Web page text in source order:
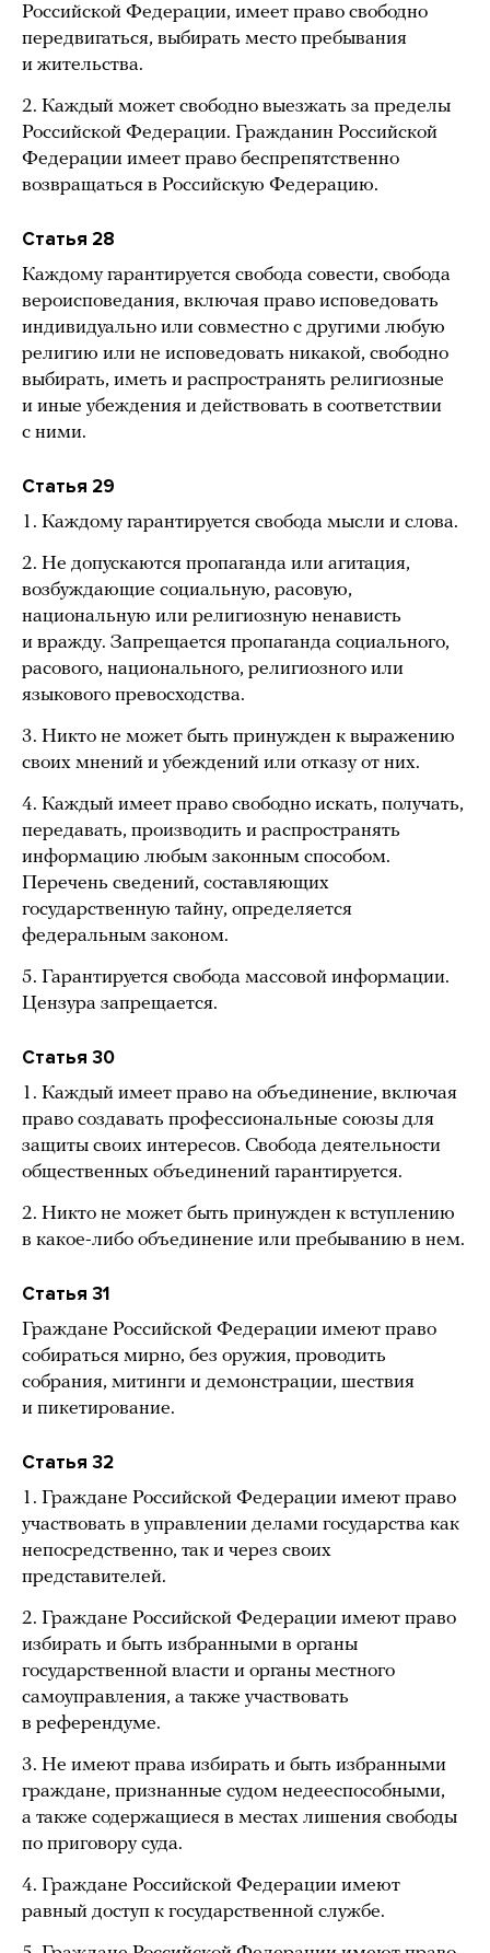
Российской Федерации, имеет право свободно
передвигаться, выбирать место пребывания
и жительства.
2. Каждый может свободно выезжать за пределы
Российской Федерации. Гражданин Российской
Федерации имеет право беспрепятственно
возвращаться в Российскую Федерацию.
Статья 28
Каждому гарантируется свобода совести, свобода
вероисповедания, включая право исповедовать
индивидуально или совместно с другими любую
религию или не исповедовать никакой, свободно
выбирать, иметь и распространять религиозные
и иные убеждения и действовать в соответствии
с ними.
Статья 29
1. Каждому гарантируется свобода мысли и слова.
2. Не допускаются пропаганда или агитация,
возбуждающие социальную, расовую,
национальную или религиозную ненависть
и вражду. Запрещается пропаганда социального,
расового, национального, религиозного или
языкового превосходства.
3. Никто не может быть принужден к выражению
своих мнений и убеждений или отказу от них.
4. Каждый имеет право свободно искать, получать,
передавать, производить и распространять
информацию любым законным способом.
Перечень сведений, составляющих
государственную тайну, определяется
федеральным законом.
5. Гарантируется свобода массовой информации.
Цензура запрещается.
Статья 30
1. Каждый имеет право на объединение, включая
право создавать профессиональные союзы для
защиты своих интересов. Свобода деятельности
общественных объединений гарантируется.
2. Никто не может быть принужден к вступлению
в какое-либо объединение или пребыванию в нем.
Статья 31
Граждане Российской Федерации имеют право
собираться мирно, без оружия, проводить
собрания, митинги и демонстрации, шествия
и пикетирование.
Статья 32
1. Граждане Российской Федерации имеют право
участвовать в управлении делами государства как
непосредственно, так и через своих
представителей.
2. Граждане Российской Федерации имеют право
избирать и быть избранными в органы
государственной власти и органы местного
самоуправления, а также участвовать
в референдуме.
3. Не имеют права избирать и быть избранными
граждане, признанные судом недееспособными,
а также содержащиеся в местах лишения свободы
по приговору суда.
4. Граждане Российской Федерации имеют
равный доступ к государственной службе.